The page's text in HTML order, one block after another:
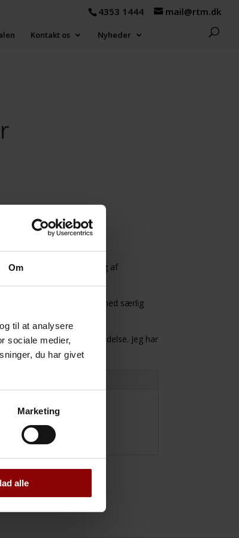
Om
til at analysere
sociale medier,
du har givet
Marketing
alle
4353 1444 mail@rtm.dk
Kontakt os Nyheder
og
har medvirket til udvikling af
benyttes i hverdagen med særlig
trivsel, tillid og selvledelse. Jeg har